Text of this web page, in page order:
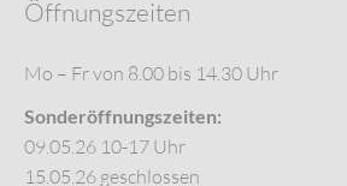
Öffnungszeiten
Mo – Fr von 8.00 bis 14.30 Uhr
Sonderöffnungszeiten:
09.05.26 10-17 Uhr
15.05.26 geschlossen